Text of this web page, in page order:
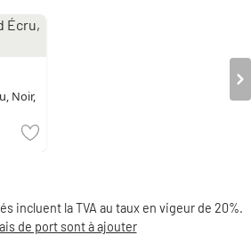
Noir,
incluent la TVA au taux en vigeur de 20%.
de port sont à ajouter